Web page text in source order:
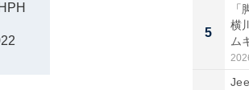
5
横
ム
刃